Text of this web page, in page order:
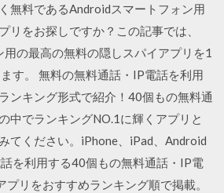
無料であるAndroidスマートフォン用
リをお探しですか？この記事では、
の最高の無料の隠しスパイアプリを1
す。 無料の無料通話・IP電話を利用
ンキング形式で紹介！40個もの無料通
中でランキングNO.1に輝くアプリと
てください。iPhone、iPad、Android
を利用する40個もの無料通話・IP電
リをおすすめランキング順で掲載。